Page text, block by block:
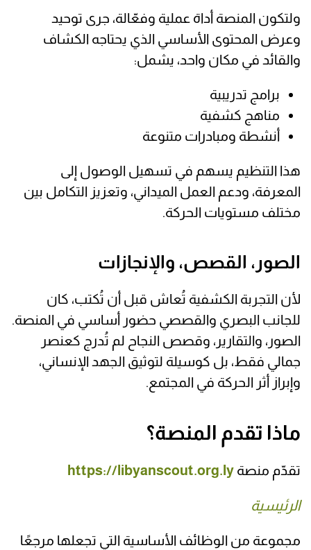
ولتكون المنصة أداة عملية وفعّالة، جرى توحيد
وعرض المحتوى الأساسي الذي يحتاجه الكشاف
والقائد في مكان واحد، يشمل:
برامج تدريبية
مناهج كشفية
أنشطة ومبادرات متنوعة
هذا التنظيم يسهم في تسهيل الوصول إلى
المعرفة، ودعم العمل الميداني، وتعزيز التكامل بين
مختلف مستويات الحركة.
الصور، القصص، والإنجازات
لأن التجربة الكشفية تُعاش قبل أن تُكتب، كان
للجانب البصري والقصصي حضور أساسي في المنصة.
الصور، والتقارير، وقصص النجاح لم تُدرج كعنصر
جمالي فقط، بل كوسيلة لتوثيق الجهد الإنساني،
وإبراز أثر الحركة في المجتمع.
ماذا تقدم المنصة؟
تقدّم منصة https://libyanscout.org.ly
الرئيسية
مجموعة من الوظائف الأساسية التي تجعلها مرجعًا